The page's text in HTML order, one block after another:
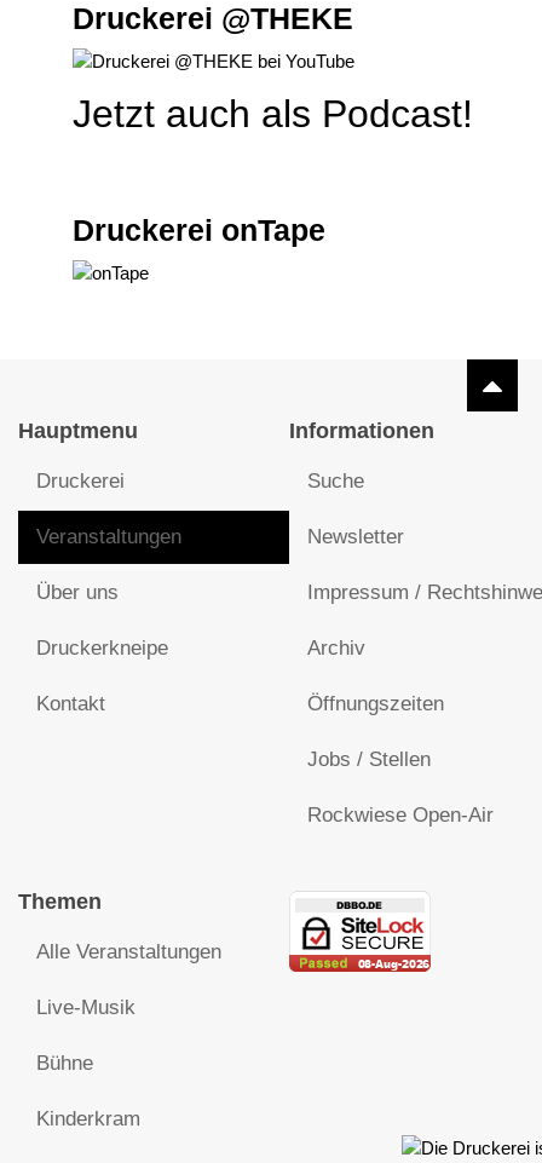
Druckerei @THEKE
Jetzt auch als Podcast!
Druckerei onTape
Hauptmenu
Druckerei
Veranstaltungen
Über uns
Druckerkneipe
Kontakt
Informationen
Suche
Newsletter
Impressum /
Archiv
Öffnungszeiten
Jobs / Stellen
Rockwiese Open-Air
Themen
Alle Veranstaltungen
Live-Musik
Bühne
Kinderkram